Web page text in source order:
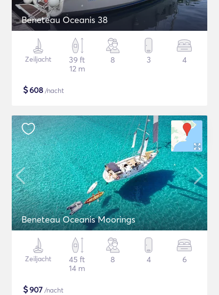
Beneteau Oceanis 38
Zeiljacht
39 ft
12 m
8 3 4
$608 /nacht
Beneteau Oceanis Moorings
Zeiljacht
45 ft
14 m
8 4 6
$907 /nacht